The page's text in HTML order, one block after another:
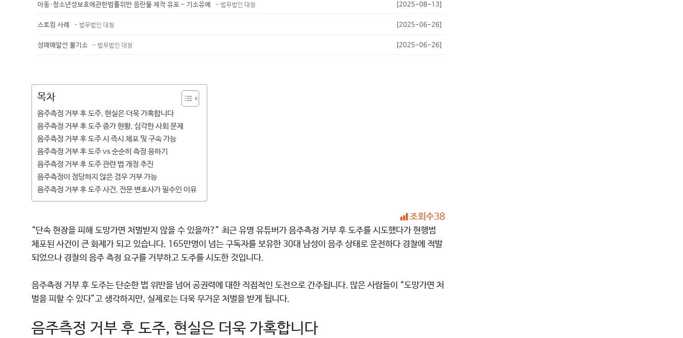
아동·청소년성보호에관한법률위반 음란물 제작 유포 - 기소유예 - 법무법인 대청 [2025-08-13]
스토킹 사례 - 법무법인 대청 [2025-06-26]
성매매알선 불기소 - 법무법인 대청 [2025-06-26]
목차
음주측정 거부 후 도주, 현실은 더욱 가혹합니다
음주측정 거부 후 도주 증가 현황, 심각한 사회 문제
음주측정 거부 후 도주 시 즉시 체포 및 구속 가능
음주측정 거부 후 도주 vs 순순히 측정 응하기
음주측정 거부 후 도주 관련 법 개정 추진
음주측정이 정당하지 않은 경우 거부 가능
음주측정 거부 후 도주 사건, 전문 변호사가 필수인 이유
조회수38
“단속 현장을 피해 도망가면 처벌받지 않을 수 있을까?” 최근 유명 유튜버가 음주측정 거부 후 도주를 시도했다가 현행범
체포된 사건이 큰 화제가 되고 있습니다. 165만명이 넘는 구독자를 보유한 30대 남성이 음주 상태로 운전하다 경찰에 적발
되었으나 경찰의 음주 측정 요구를 거부하고 도주를 시도한 것입니다.
음주측정 거부 후 도주는 단순한 법 위반을 넘어 공권력에 대한 직접적인 도전으로 간주됩니다. 많은 사람들이 “도망가면 처
벌을 피할 수 있다”고 생각하지만, 실제로는 더욱 무거운 처벌을 받게 됩니다.
음주측정 거부 후 도주, 현실은 더욱 가혹합니다